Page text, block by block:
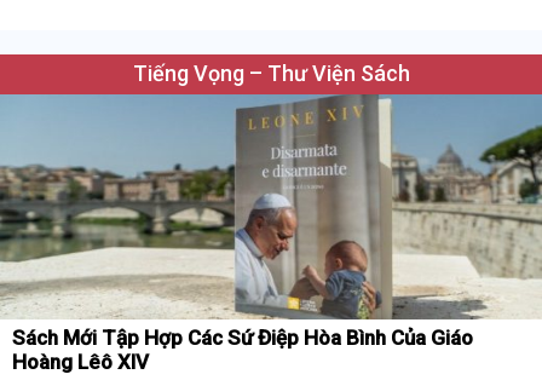
Tiếng Vọng – Thư Viện Sách
Sách Mới Tập Hợp Các Sứ Điệp Hòa Bình Của Giáo
Hoàng Lêô XIV